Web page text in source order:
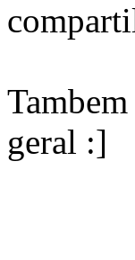
geral :]